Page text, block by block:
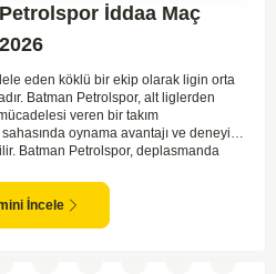
İddaa Maç
eden köklü bir ekip olarak ligin orta
Batman Petrolspor, alt liglerden
veren bir takım
oynama avantajı ve deneyimi,
Batman Petrolspor, deplasmanda
tutma olasılığı daha yüksek.
ve geçmiş performanslarına
daha yüksek bir ihtimal sunuyor.
İncele